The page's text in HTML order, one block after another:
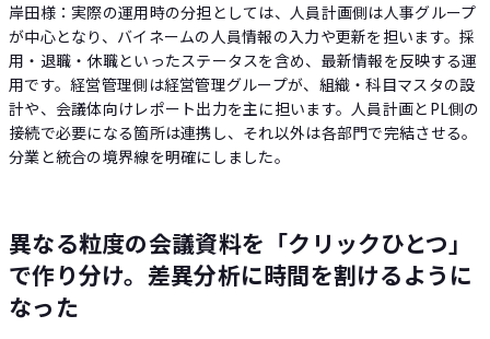
岸田様：実際の運用時の分担としては、人員計画側は人事グループ
が中心となり、バイネームの人員情報の入力や更新を担います。採
用・退職・休職といったステータスを含め、最新情報を反映する運
用です。経営管理側は経営管理グループが、組織・科目マスタの設
計や、会議体向けレポート出力を主に担います。人員計画とPL側の
接続で必要になる箇所は連携し、それ以外は各部門で完結させる。
分業と統合の境界線を明確にしました。
異なる粒度の会議資料を「クリックひとつ」
で作り分け。差異分析に時間を割けるように
なった